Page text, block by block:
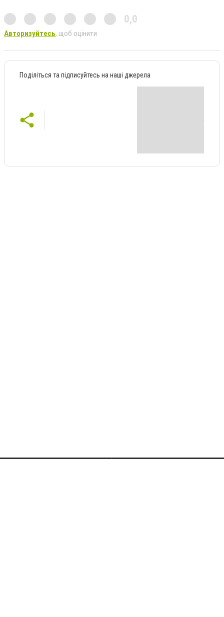
0,0
Авторизуйтесь, щоб оцінити
Поділіться та підписуйтесь на наші джерела